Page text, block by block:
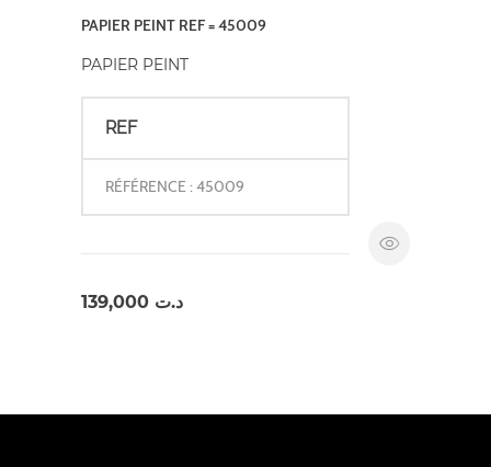
PAPIER PEINT REF = 45009
PAPIER PEINT
REF
RÉFÉRENCE : 45009
د.ت